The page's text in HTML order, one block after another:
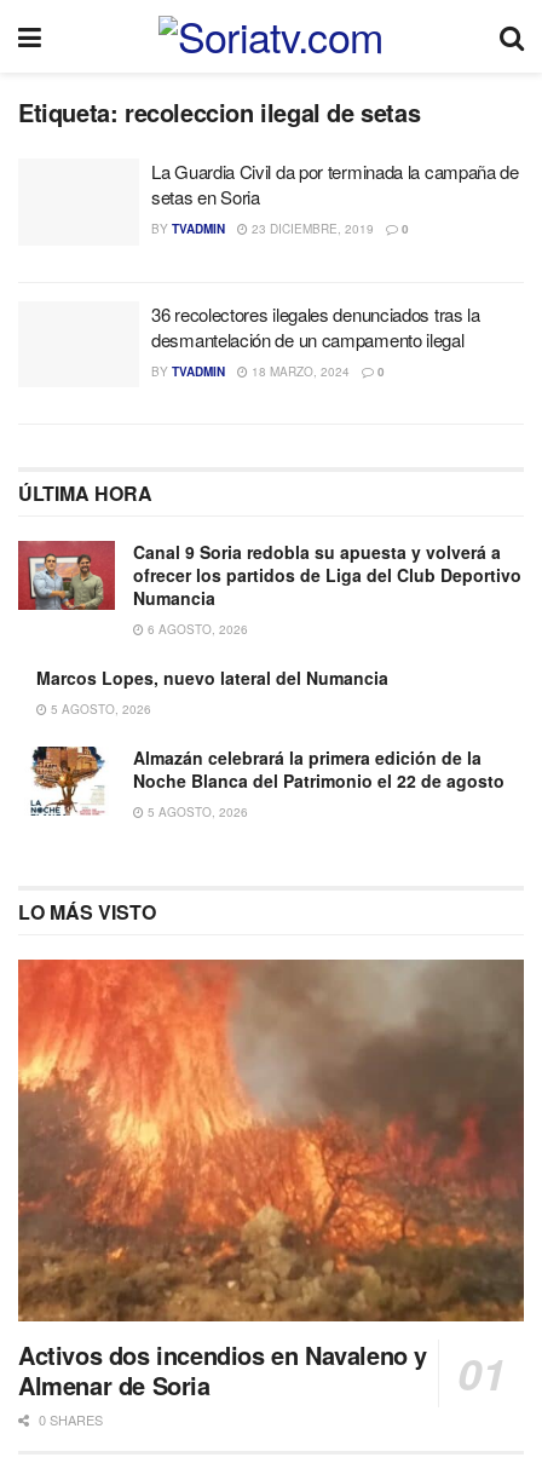
Etiqueta: recoleccion ilegal de setas
La Guardia Civil da por terminada la campaña de
setas en Soria
BY TVADMIN 23 DICIEMBRE, 2019 0
36 recolectores ilegales denunciados tras la
desmantelación de un campamento ilegal
BY TVADMIN 18 MARZO, 2024 0
ÚLTIMA HORA
Canal 9 Soria redobla su apuesta y volverá a
ofrecer los partidos de Liga del Club Deportivo
Numancia
6 AGOSTO, 2026
Marcos Lopes, nuevo lateral del Numancia
5 AGOSTO, 2026
Almazán celebrará la primera edición de la
Noche Blanca del Patrimonio el 22 de agosto
5 AGOSTO, 2026
LO MÁS VISTO
Activos dos incendios en Navaleno y
Almenar de Soria
0 SHARES